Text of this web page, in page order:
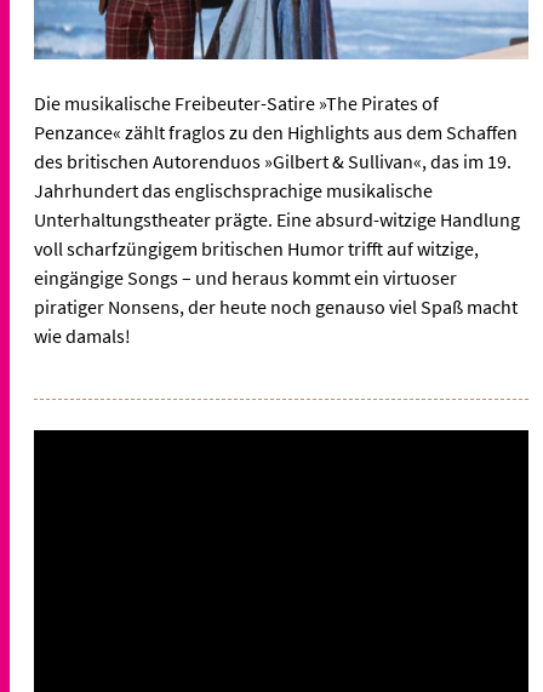
Die musikalische Freibeuter-Satire »The Pirates of
Penzance« zählt fraglos zu den Highlights aus dem Schaffen
des britischen Autorenduos »Gilbert & Sullivan«, das im 19.
Jahrhundert das englischsprachige musikalische
Unterhaltungstheater prägte. Eine absurd-witzige Handlung
voll scharfzüngigem britischen Humor trifft auf witzige,
eingängige Songs – und heraus kommt ein virtuoser
piratiger Nonsens, der heute noch genauso viel Spaß macht
wie damals!